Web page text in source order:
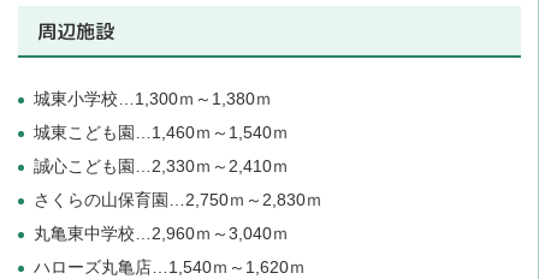
周辺施設
城東小学校…1,300ｍ～1,380ｍ
城東こども園…1,460ｍ～1,540ｍ
誠心こども園…2,330ｍ～2,410ｍ
さくらの山保育園…2,750ｍ～2,830ｍ
丸亀東中学校…2,960ｍ～3,040ｍ
ハローズ丸亀店…1,540ｍ～1,620ｍ